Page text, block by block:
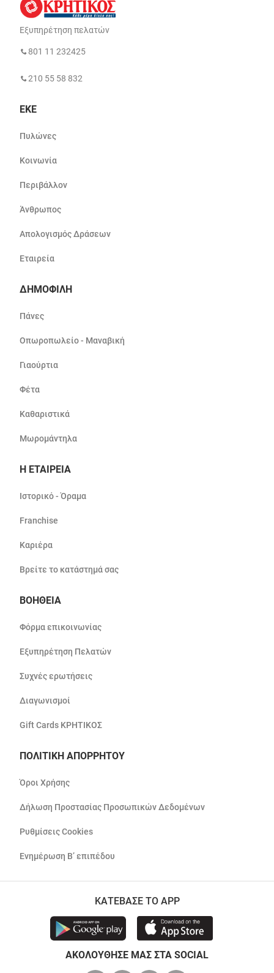
Εξυπηρέτηση πελατών
801 11 232425
210 55 58 832
ΕΚΕ
Πυλώνες
Κοινωνία
Περιβάλλον
Άνθρωπος
Απολογισμός Δράσεων
Εταιρεία
ΔΗΜΟΦΙΛΗ
Πάνες
Οπωροπωλείο - Μαναβική
Γιαούρτια
Φέτα
Καθαριστικά
Μωρομάντηλα
Η ΕΤΑΙΡΕΙΑ
Ιστορικό - Όραμα
Franchise
Καριέρα
Βρείτε το κατάστημά σας
ΒΟΗΘΕΙΑ
Φόρμα επικοινωνίας
Εξυπηρέτηση Πελατών
Συχνές ερωτήσεις
Διαγωνισμοί
Gift Cards ΚΡΗΤΙΚΟΣ
ΠΟΛΙΤΙΚΗ ΑΠΟΡΡΗΤΟΥ
Όροι Χρήσης
Δήλωση Προστασίας Προσωπικών Δεδομένων
Ρυθμίσεις Cookies
Ενημέρωση Β’ επιπέδου
ΚΑΤΕΒΑΣΕ ΤΟ APP
ΑΚΟΛΟΥΘΗΣΕ ΜΑΣ ΣΤΑ SOCIAL